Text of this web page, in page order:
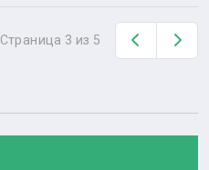
Страница 3 из 5 Назад